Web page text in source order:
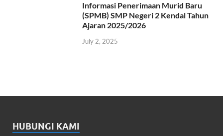
Informasi Penerimaan Murid Baru
(SPMB) SMP Negeri 2 Kendal Tahun
Ajaran 2025/2026
July 2, 2025
HUBUNGI KAMI